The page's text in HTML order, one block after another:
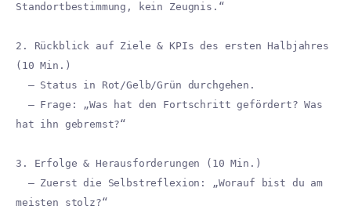
Standortbestimmung, kein Zeugnis.“
2. Rückblick auf Ziele & KPIs des ersten Halbjahres
(10 Min.)
– Status in Rot/Gelb/Grün durchgehen.
– Frage: „Was hat den Fortschritt gefördert? Was
hat ihn gebremst?“
3. Erfolge & Herausforderungen (10 Min.)
– Zuerst die Selbstreflexion: „Worauf bist du am
meisten stolz?“